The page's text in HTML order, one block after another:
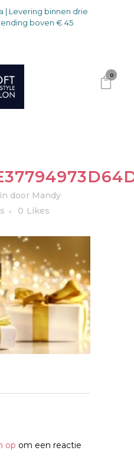
| Levering binnen drie
boven € 45
0
in door Mandy
0 Likes
op om een reactie